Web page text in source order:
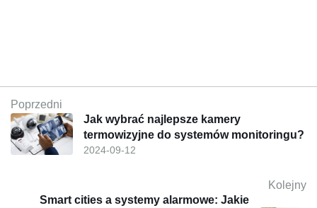
Poprzedni
2024-09-12
Jak wybrać najlepsze kamery
termowizyjne do systemów monitoringu?
Kolejny
Smart cities a systemy alarmowe: Jakie